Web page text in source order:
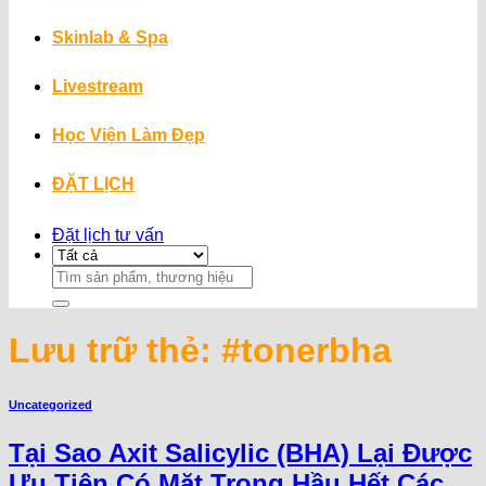
Skinlab & Spa
Livestream
Học Viện Làm Đẹp
ĐẶT LỊCH
Đặt lịch tư vấn
Search
for:
Lưu trữ thẻ: #tonerbha
Uncategorized
Tại Sao Axit Salicylic (BHA) Lại Được